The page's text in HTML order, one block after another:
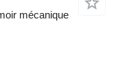
mécanique